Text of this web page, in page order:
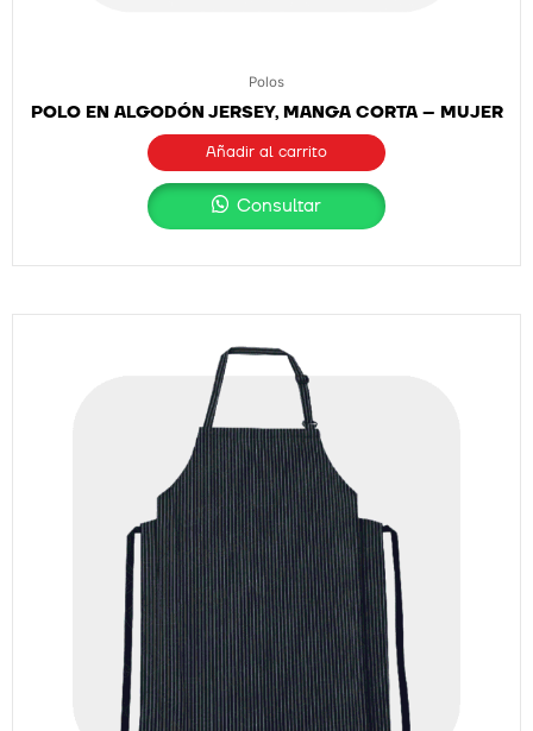
Polos
POLO EN ALGODÓN JERSEY, MANGA CORTA – MUJER
Añadir al carrito
Consultar